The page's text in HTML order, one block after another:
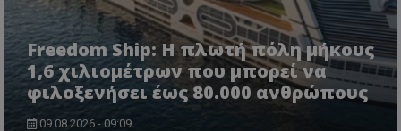
Freedom Ship: Η πλωτή πόλη μήκους
1,6 χιλιομέτρων που μπορεί να
φιλοξενήσει έως 80.000 ανθρώπους
09.08.2026 - 09:09